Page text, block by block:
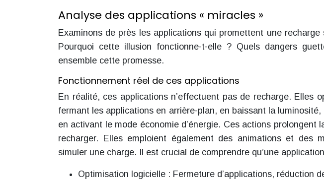
Analyse des applications « miracles »
Examinons de près les applications qui promettent une
Pourquoi cette illusion fonctionne-t-elle ? Quels dangers
ensemble cette promesse.
Fonctionnement réel de ces applications
En réalité, ces applications n’effectuent pas de recharge. Elles
fermant les applications en arrière-plan, en baissant la
en activant le mode économie d’énergie. Ces actions prolongent
recharger. Elles emploient également des animations et des
simuler une charge. Il est crucial de comprendre qu’une
Optimisation logicielle : Fermeture d’applications, réduction